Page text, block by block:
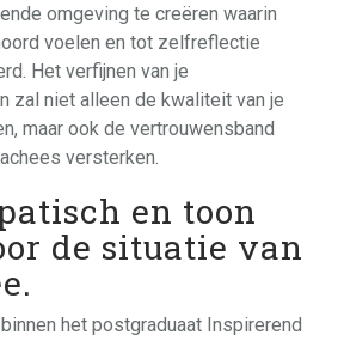
omgeving te creëren waarin
voelen en tot zelfreflectie
Het verfijnen van je
zal niet alleen de kwaliteit van je
maar ook de vertrouwensband
versterken.
en toon
de situatie van
het postgraduaat Inspirerend